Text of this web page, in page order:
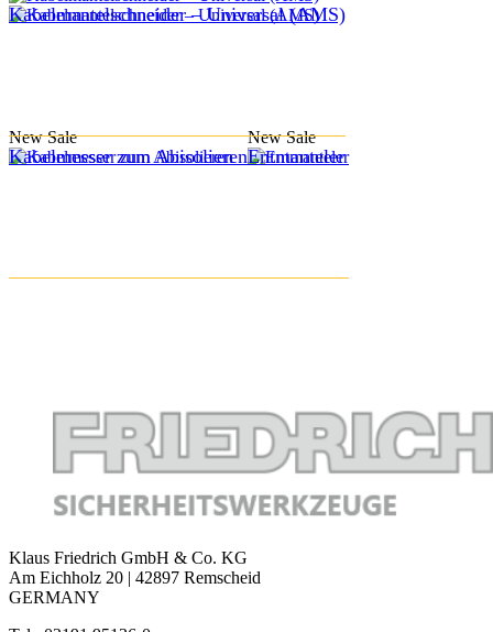
Kabelmantelschneider – Universal (AMS)
New Sale
Kabelmesser zum Abisolieren
New Sale
Entmanteler
Klaus Friedrich GmbH & Co. KG
Am Eichholz 20 | 42897 Remscheid
GERMANY